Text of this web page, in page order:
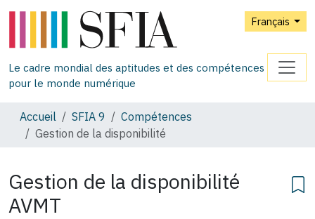
Français
Le cadre mondial des aptitudes et des compétences
pour le monde numérique
Accueil SFIA 9
Compétences
Gestion de la disponibilité
Gestion de la disponibilité
AVMT